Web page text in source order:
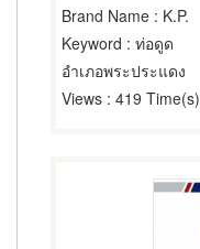
Brand Name : K.P.
Keyword : ท่อดูด
อำเภอพระประแดง
Views : 419 Time(s)